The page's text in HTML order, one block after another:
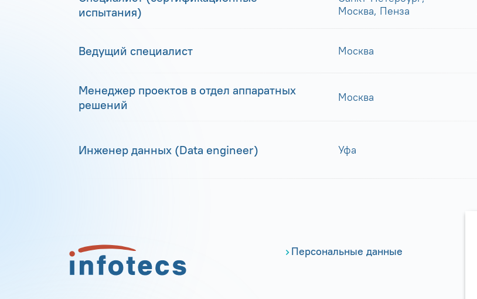
испытания)
Москва, Пенза
Ведущий специалист Москва
Менеджер проектов в отдел аппаратных
решений
Москва
Инженер данных (Data engineer) Уфа
Персональные данные